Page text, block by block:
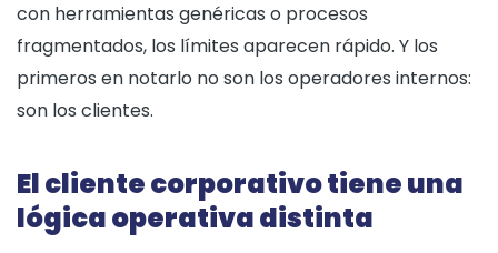
con herramientas genéricas o procesos
fragmentados, los límites aparecen rápido. Y los
primeros en notarlo no son los operadores internos:
son los clientes.
El cliente corporativo tiene una
lógica operativa distinta